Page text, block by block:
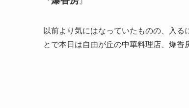
以前より気にはなっていたものの、入
とで本日は自由が丘の中華料理店、爆香